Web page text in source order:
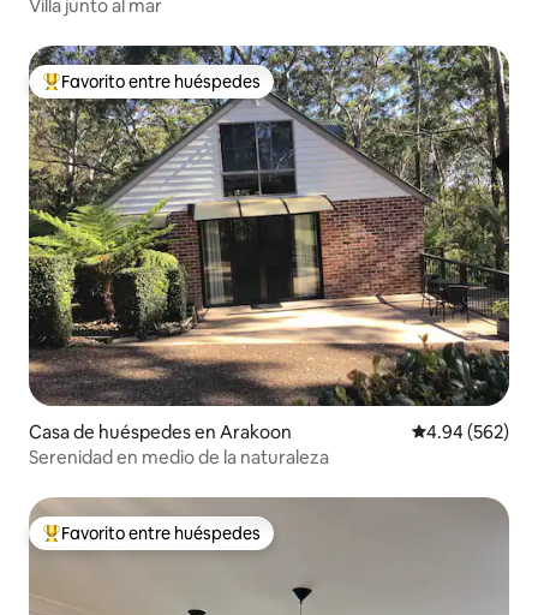
Villa junto al mar
Favorito entre huéspedes preferido
Favorito entre huéspedes
Casa de huéspedes en Arakoon Calificación
4.94 (562)
Serenidad en medio de la naturaleza
Favorito entre huéspedes preferido
Favorito entre huéspedes